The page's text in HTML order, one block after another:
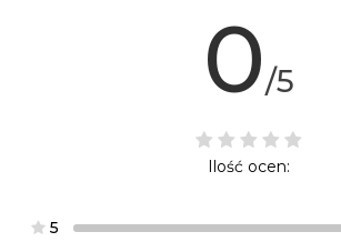
0/5
Ilość ocen:
5